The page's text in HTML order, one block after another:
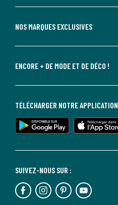
NOS MARQUES EXCLUSIVES
ENCORE + DE MODE ET DE DÉCO !
SUIVEZ-NOUS SUR :
TÉLÉCHARGER NOTRE APPLICATION